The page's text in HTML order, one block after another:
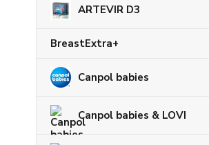
ARTEVIR D3
BreastExtra+
Canpol babies
Canpol babies & LOVI